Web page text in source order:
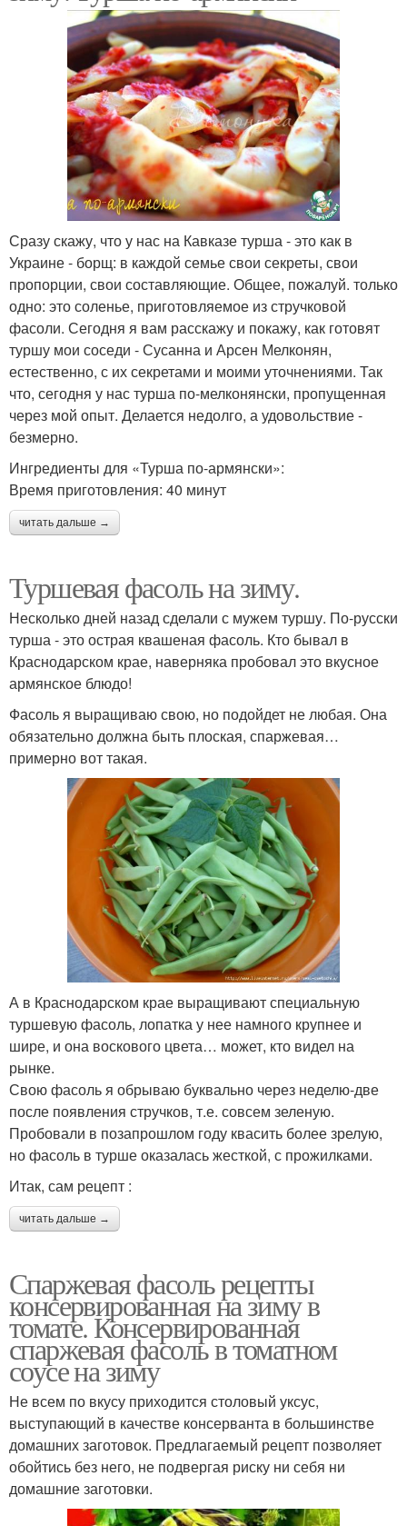
Сразу скажу, что у нас на Кавказе турша - это как в
Украине - борщ: в каждой семье свои секреты, свои
пропорции, свои составляющие. Общее, пожалуй. только
одно: это соленье, приготовляемое из стручковой
фасоли. Сегодня я вам расскажу и покажу, как готовят
туршу мои соседи - Сусанна и Арсен Мелконян,
естественно, с их секретами и моими уточнениями. Так
что, сегодня у нас турша по-мелконянски, пропущенная
через мой опыт. Делается недолго, а удовольствие -
безмерно.
Ингредиенты для «Турша по-армянски»:
Время приготовления: 40 минут
читать дальше →
Туршевая фасоль на зиму.
Несколько дней назад сделали с мужем туршу. По-русски
турша - это острая квашеная фасоль. Кто бывал в
Краснодарском крае, наверняка пробовал это вкусное
армянское блюдо!
Фасоль я выращиваю свою, но подойдет не любая. Она
обязательно должна быть плоская, спаржевая…
примерно вот такая.
А в Краснодарском крае выращивают специальную
туршевую фасоль, лопатка у нее намного крупнее и
шире, и она воскового цвета… может, кто видел на
рынке.
Свою фасоль я обрываю буквально через неделю-две
после появления стручков, т.е. совсем зеленую.
Пробовали в позапрошлом году квасить более зрелую,
но фасоль в турше оказалась жесткой, с прожилками.
Итак, сам рецепт :
читать дальше →
Спаржевая фасоль рецепты
консервированная на зиму в
томате. Консервированная
спаржевая фасоль в томатном
соусе на зиму
Не всем по вкусу приходится столовый уксус,
выступающий в качестве консерванта в большинстве
домашних заготовок. Предлагаемый рецепт позволяет
обойтись без него, не подвергая риску ни себя ни
домашние заготовки.